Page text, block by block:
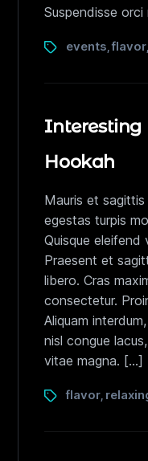
Suspendisse
events ,flavor,
Hookah
Mauris et
egestas turpis
Quisque
Praesent et
libero. Cras
consectetur.
Aliquam
nisl congue
vitae magna. […]
flavor,